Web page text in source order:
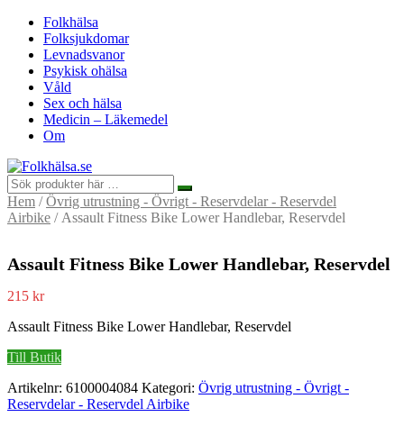
Folkhälsa
Folksjukdomar
Levnadsvanor
Psykisk ohälsa
Våld
Sex och hälsa
Medicin – Läkemedel
Om
Hem /Övrig utrustning - Övrigt - Reservdelar - Reservdel
Airbike / Assault Fitness Bike Lower Handlebar, Reservdel
Assault Fitness Bike Lower Handlebar, Reservdel
215 kr
Assault Fitness Bike Lower Handlebar, Reservdel
Till Butik
Artikelnr: 6100004084 Kategori: Övrig utrustning - Övrigt -
Reservdelar - Reservdel Airbike